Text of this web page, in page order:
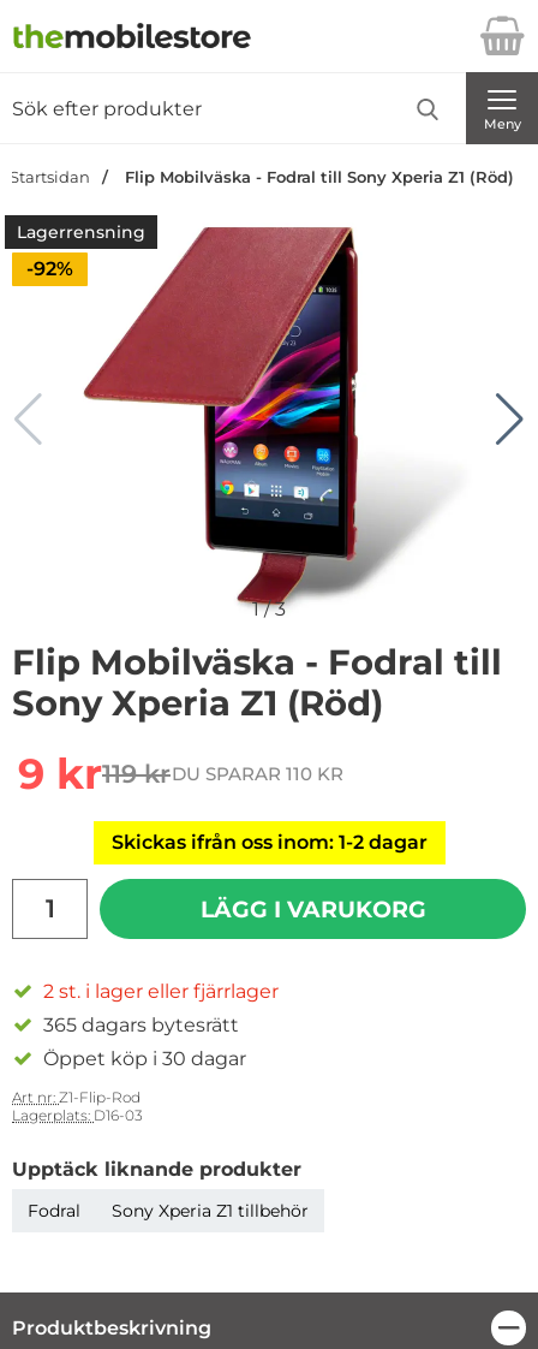
Startsidan för Danira Telecom AB
Meny
Startsidan Flip Mobilväska - Fodral till Sony Xperia Z1 (Röd)
Lagerrensning
Priset är nedsatt med
-92%
1/3
Flip Mobilväska - Fodral till
Sony Xperia Z1 (Röd)
rea pris
9 krtidigare pris
119 krDU SPARAR 110 KR
Skickas ifrån oss inom: 1-2 dagar
LÄGG I VARUKORG
2 st. i lager eller fjärrlager
365 dagars bytesrätt
Öppet köp i 30 dagar
Art nr: Z1-Flip-Rod
Lagerplats: D16-03
Upptäck liknande produkter
Fodral Sony Xperia Z1 tillbehör
Produktbeskrivning